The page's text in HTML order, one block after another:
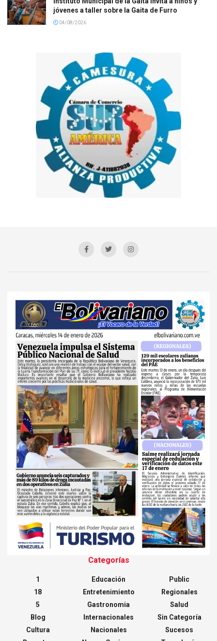
jóvenes a taller sobre la Gaita de Furro
04/08/2026
Categorías
1
18
5
Blog
Cultura
Educación
Entretenimiento
Gastronomia
Internacionales
Nacionales
Public
Regionales
Salud
Sin Categoría
Sucesos